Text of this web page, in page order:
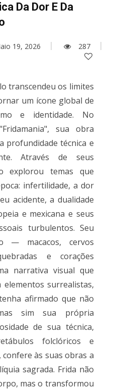
Da Dor E Da
19, 2026
287
transcendeu os limites
um ícone global de
e identidade. No
sua obra
profundidade técnica e
Através de seus
explorou temas que
infertilidade, a dor
acidente, a dualidade
e mexicana e seus
turbulentos. Seu
— macacos, cervos
e corações
narrativa visual que
elementos surrealistas,
afirmado que não
sim sua própria
de sua técnica,
folclóricos e
às suas obras a
sagrada. Frida não
mas o transformou